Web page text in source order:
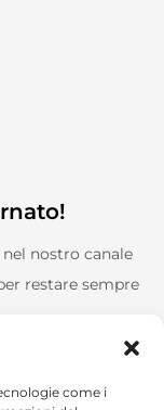
come i
nostro canale
restare sempre